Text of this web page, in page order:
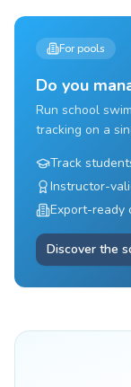
For pools
Do you
Run school
tracking on a
Track
Instructor-
Export-ready
Discover the